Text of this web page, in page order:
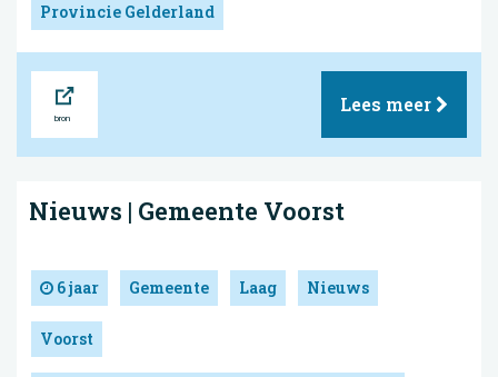
Provincie Gelderland
Lees meer
Nieuws | Gemeente Voorst
6 jaar Gemeente Laag Nieuws
Voorst